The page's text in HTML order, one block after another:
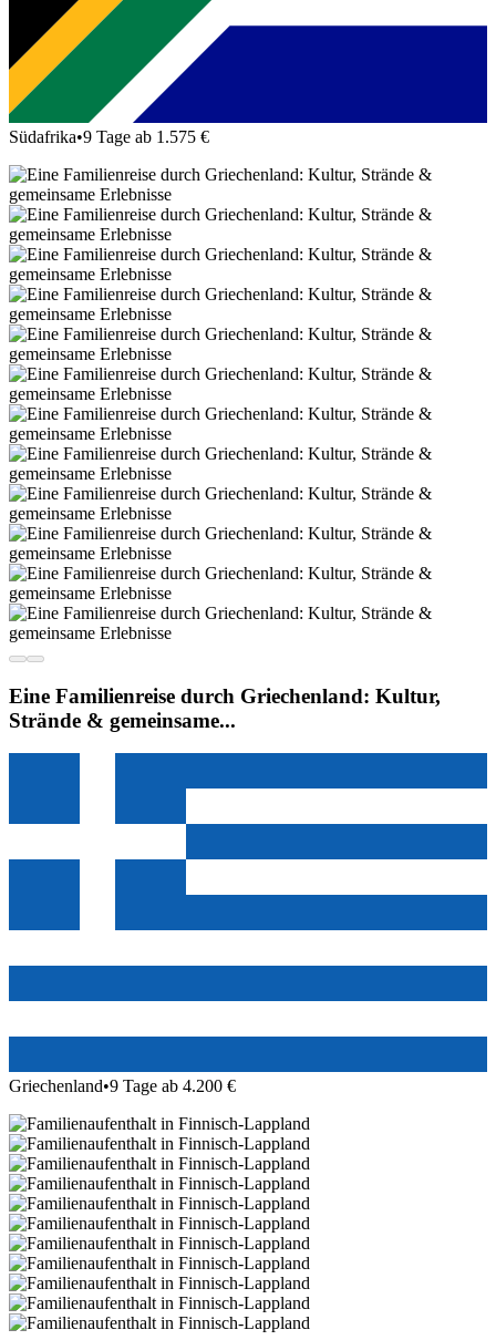
Südafrika•9 Tage ab 1.575 €
Eine Familienreise durch Griechenland: Kultur,
Strände & gemeinsame...
Griechenland•9 Tage ab 4.200 €